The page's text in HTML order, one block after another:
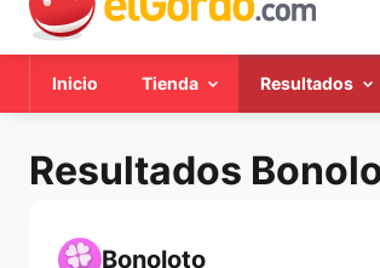
Inicio Tienda Resultados
Resultados
Bonoloto